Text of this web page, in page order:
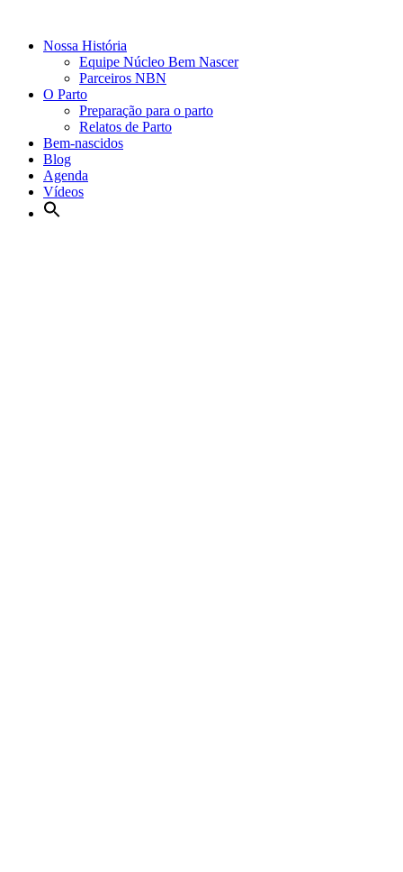
Nossa História
Equipe Núcleo Bem Nascer
Parceiros NBN
O Parto
Preparação para o parto
Relatos de Parto
Bem-nascidos
Blog
Agenda
Vídeos